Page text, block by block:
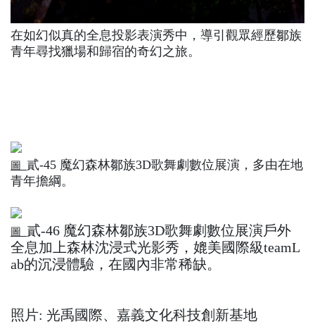
在如幻似真的全息投影表演秀中，導引觀眾經歷鄒族
青年尋找獵場和歸宿的奇幻之旅。
圖 貳‑45 魔幻森林鄒族3D歌舞劇數位展演，多由在地
青年擔綱。
圖 貳‑46 魔幻森林鄒族3D歌舞劇數位展演戶外
全息加上森林沈浸式光影秀，媲美國際級teamL
ab的沉浸體驗，在國內非常稀缺。
照片: 光禹國際、嘉義文化科技創新基地